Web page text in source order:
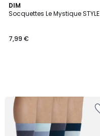
DIM
Socquettes Le Mystique STYLE
7,99 €